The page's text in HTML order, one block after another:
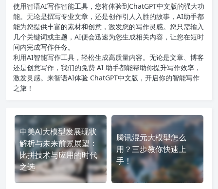
使用智语AI写作智能工具，您将体验到ChatGPT中文版的强大功
能。无论是撰写专业文章，还是创作引人入胜的故事，AI助手都
能为您提供丰富的素材和创意，激发您的写作灵感。您只需输入
几个关键词或主题，AI便会迅速为您生成相关内容，让您在短时
间内完成写作任务。
利用AI智能写作工具，轻松生成高质量内容。无论是文章、博客
还是创意写作，我们的免费 AI 助手都能帮助你提升写作效率，
激发灵感。来智语AI体验 ChatGPT中文版 ，开启你的智能写作
之旅！
中美AI大模型发展现状
解析与未来前景展望：
比拼技术与应用的时代
之选
腾讯混元大模型怎么
用？三步教你快速上
手！